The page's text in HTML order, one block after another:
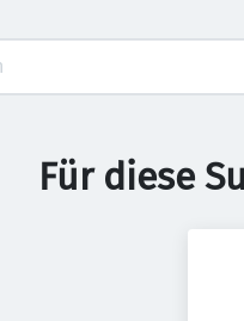
Für diese